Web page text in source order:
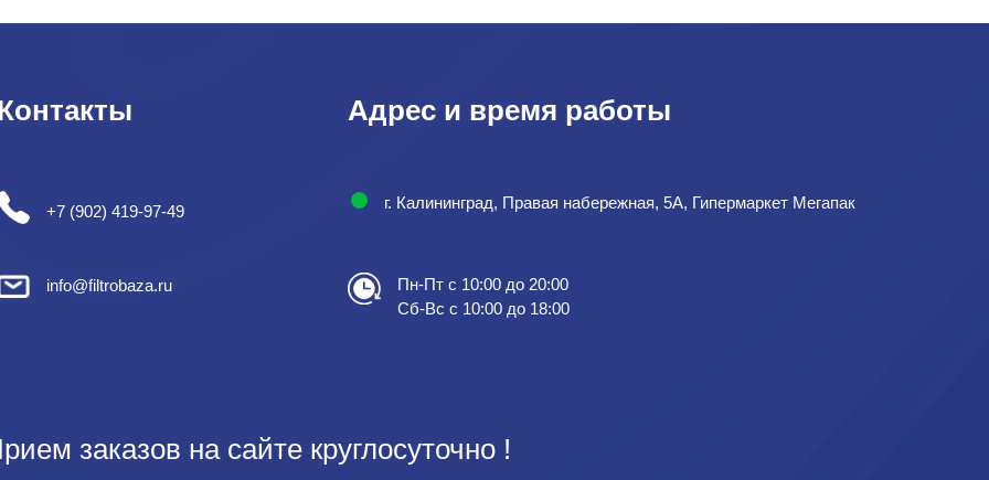
+7 (902) 419-97-49
info@filtrobaza.ru
Адрес и время работы
г. Калининград, Правая набережная, 5А, Гипермаркет Мегапак
Пн-Пт с 10:00 до 20:00
Сб-Вс с 10:00 до 18:00
заказов на сайте круглосуточно !